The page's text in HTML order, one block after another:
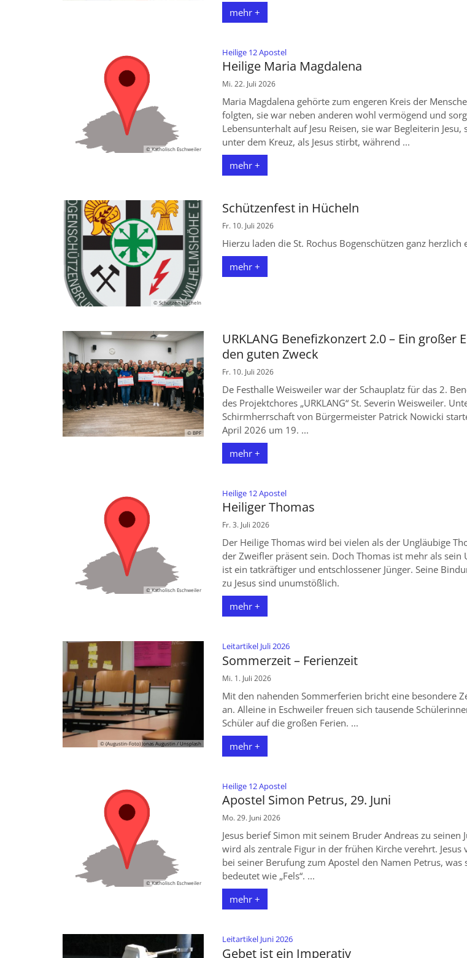
mehr +
© Katholisch Eschweiler
Heilige 12 Apostel:
Heilige Maria Magdalena
Mi. 22. Juli 2026
Maria Magdalena gehörte zum engeren Kreis der
folgten, sie war neben anderen wohl vermögend und
Lebensunterhalt auf Jesu Reisen, sie war Begleiterin Jesu,
unter dem Kreuz, als Jesus stirbt, während ...
mehr +
© Schützen Hücheln
Schützenfest in Hücheln
Fr. 10. Juli 2026
Hierzu laden die St. Rochus Bogenschützen ganz herzlich
mehr +
© BPF
URKLANG Benefizkonzert 2.0 – Ein großer
den guten Zweck
Fr. 10. Juli 2026
De Festhalle Weisweiler war der Schauplatz für das 2.
des Projektchores „URKLANG“ St. Severin Weisweiler.
Schirmherrschaft von Bürgermeister Patrick Nowicki
April 2026 um 19. ...
mehr +
© Katholisch Eschweiler
Heilige 12 Apostel:
Heiliger Thomas
Fr. 3. Juli 2026
Der Heilige Thomas wird bei vielen als der Ungläubige
der Zweifler präsent sein. Doch Thomas ist mehr als sein
ist ein tatkräftiger und entschlossener Jünger. Seine
zu Jesus sind unumstößlich.
mehr +
© (Augustin-Foto) Jonas Augustin / Unsplash
Leitartikel Juli 2026:
Sommerzeit – Ferienzeit
Mi. 1. Juli 2026
Mit den nahenden Sommerferien bricht eine besondere
an. Alleine in Eschweiler freuen sich tausende
Schüler auf die großen Ferien. ...
mehr +
© Katholisch Eschweiler
Heilige 12 Apostel:
Apostel Simon Petrus, 29. Juni
Mo. 29. Juni 2026
Jesus berief Simon mit seinem Bruder Andreas zu seinen
wird als zentrale Figur in der frühen Kirche verehrt. Jesus
bei seiner Berufung zum Apostel den Namen Petrus, was
bedeutet wie „Fels“. ...
mehr +
Leitartikel Juni 2026:
Gebet ist ein Imperativ